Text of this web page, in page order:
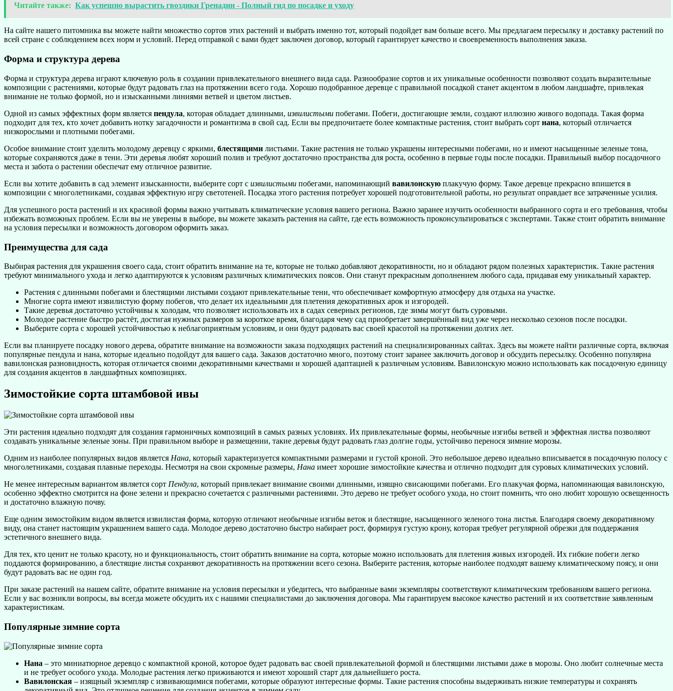
Читайте также: Как успешно вырастить гвоздики Гренадин - Полный гид по посадке и уходу
На сайте нашего питомника вы можете найти множество сортов этих растений и выбрать именно тот, который подойдет вам больше всего. Мы предлагаем пересылку и доставку растений по
всей стране с соблюдением всех норм и условий. Перед отправкой с вами будет заключен договор, который гарантирует качество и своевременность выполнения заказа.
Форма и структура дерева
Форма и структура дерева играют ключевую роль в создании привлекательного внешнего вида сада. Разнообразие сортов и их уникальные особенности позволяют создать выразительные
композиции с растениями, которые будут радовать глаз на протяжении всего года. Хорошо подобранное деревце с правильной посадкой станет акцентом в любом ландшафте, привлекая
внимание не только формой, но и изысканными линиями ветвей и цветом листьев.
Одной из самых эффектных форм является пендула, которая обладает длинными, извилистыми побегами. Побеги, достигающие земли, создают иллюзию живого водопада. Такая форма
подходит для тех, кто хочет добавить нотку загадочности и романтизма в свой сад. Если вы предпочитаете более компактные растения, стоит выбрать сорт нана, который отличается
низкорослыми и плотными побегами.
Особое внимание стоит уделить молодому деревцу с яркими, блестящими листьями. Такие растения не только украшены интересными побегами, но и имеют насыщенные зеленые тона,
которые сохраняются даже в тени. Эти деревья любят хороший полив и требуют достаточно пространства для роста, особенно в первые годы после посадки. Правильный выбор посадочного
места и забота о растении обеспечат ему отличное развитие.
Если вы хотите добавить в сад элемент изысканности, выберите сорт с извилистыми побегами, напоминающий вавилонскую плакучую форму. Такое деревце прекрасно впишется в
композиции с многолетниками, создавая эффектную игру светотеней. Посадка этого растения потребует хорошей подготовительной работы, но результат оправдает все затраченные усилия.
Для успешного роста растений и их красивой формы важно учитывать климатические условия вашего региона. Важно заранее изучить особенности выбранного сорта и его требования, чтобы
избежать возможных проблем. Если вы не уверены в выборе, вы можете заказать растения на сайте, где есть возможность проконсультироваться с экспертами. Также стоит обратить внимание
на условия пересылки и возможность договором оформить заказ.
Преимущества для сада
Выбирая растения для украшения своего сада, стоит обратить внимание на те, которые не только добавляют декоративности, но и обладают рядом полезных характеристик. Такие растения
требуют минимального ухода и легко адаптируются к условиям различных климатических поясов. Они станут прекрасным дополнением любого сада, придавая ему уникальный характер.
Растения с длинными побегами и блестящими листьями создают привлекательные тени, что обеспечивает комфортную атмосферу для отдыха на участке.
Многие сорта имеют извилистую форму побегов, что делает их идеальными для плетения декоративных арок и изгородей.
Такие деревья достаточно устойчивы к холодам, что позволяет использовать их в садах северных регионов, где зимы могут быть суровыми.
Молодое растение быстро растёт, достигая нужных размеров за короткое время, благодаря чему сад приобретает завершённый вид уже через несколько сезонов после посадки.
Выберите сорта с хорошей устойчивостью к неблагоприятным условиям, и они будут радовать вас своей красотой на протяжении долгих лет.
Если вы планируете посадку нового дерева, обратите внимание на возможности заказа подходящих растений на специализированных сайтах. Здесь вы можете найти различные сорта, включая
популярные пендула и нана, которые идеально подойдут для вашего сада. Заказов достаточно много, поэтому стоит заранее заключить договор и обсудить пересылку. Особенно популярна
вавилонская разновидность, которая отличается своими декоративными качествами и хорошей адаптацией к различным условиям. Вавилонскую можно использовать как посадочную единицу
для создания акцентов в ландшафтных композициях.
Зимостойкие сорта штамбовой ивы
Эти растения идеально подходят для создания гармоничных композиций в самых разных условиях. Их привлекательные формы, необычные изгибы ветвей и эффектная листва позволяют
создавать уникальные зеленые зоны. При правильном выборе и размещении, такие деревья будут радовать глаз долгие годы, устойчиво перенося зимние морозы.
Одним из наиболее популярных видов является Нана, который характеризуется компактными размерами и густой кроной. Это небольшое дерево идеально вписывается в посадочную полосу с
многолетниками, создавая плавные переходы. Несмотря на свои скромные размеры, Нана имеет хорошие зимостойкие качества и отлично подходит для суровых климатических условий.
Не менее интересным вариантом является сорт Пендула, который привлекает внимание своими длинными, изящно свисающими побегами. Его плакучая форма, напоминающая вавилонскую,
особенно эффектно смотрится на фоне зелени и прекрасно сочетается с различными растениями. Это дерево не требует особого ухода, но стоит помнить, что оно любит хорошую освещенность
и достаточно влажную почву.
Еще одним зимостойким видом является извилистая форма, которую отличают необычные изгибы веток и блестящие, насыщенного зеленого тона листья. Благодаря своему декоративному
виду, она станет настоящим украшением вашего сада. Молодое дерево достаточно быстро набирает рост, формируя густую крону, которая требует регулярной обрезки для поддержания
эстетичного внешнего вида.
Для тех, кто ценит не только красоту, но и функциональность, стоит обратить внимание на сорта, которые можно использовать для плетения живых изгородей. Их гибкие побеги легко
поддаются формированию, а блестящие листья сохраняют декоративность на протяжении всего сезона. Выберите растения, которые наиболее подходят вашему климатическому поясу, и они
будут радовать вас не один год.
При заказе растений на нашем сайте, обратите внимание на условия пересылки и убедитесь, что выбранные вами экземпляры соответствуют климатическим требованиям вашего региона.
Если у вас возникли вопросы, вы всегда можете обсудить их с нашими специалистами до заключения договора. Мы гарантируем высокое качество растений и их соответствие заявленным
характеристикам.
Популярные зимние сорта
Нана – это миниатюрное деревцо с компактной кроной, которое будет радовать вас своей привлекательной формой и блестящими листьями даже в морозы. Оно любит солнечные места
и не требует особого ухода. Молодые растения легко приживаются и имеют хороший старт для дальнейшего роста.
Вавилонская – изящный экземпляр с извивающимися побегами, которые образуют интересные формы. Такие растения способны выдерживать низкие температуры и сохранять